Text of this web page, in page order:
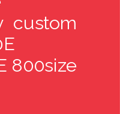
custom
800size